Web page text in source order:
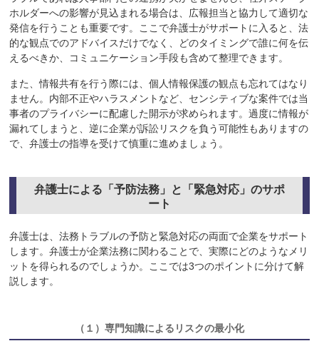
ホルダーへの影響が見込まれる場合は、広報担当と協力して適切な
発信を行うことも重要です。ここで弁護士がサポートに入ると、法
的な観点でのアドバイスだけでなく、どのタイミングで誰に何を伝
えるべきか、コミュニケーション手段も含めて整理できます。
また、情報共有を行う際には、個人情報保護の観点も忘れてはなり
ません。内部不正やハラスメントなど、センシティブな案件では当
事者のプライバシーに配慮した開示が求められます。過度に情報が
漏れてしまうと、逆に企業が訴訟リスクを負う可能性もありますの
で、弁護士の指導を受けて慎重に進めましょう。
弁護士による「予防法務」と「緊急対応」のサポ
ート
弁護士は、法務トラブルの予防と緊急対応の両面で企業をサポート
します。弁護士が企業法務に関わることで、実際にどのようなメリ
ットを得られるのでしょうか。ここでは3つのポイントに分けて解
説します。
（１） 専門知識によるリスクの最小化